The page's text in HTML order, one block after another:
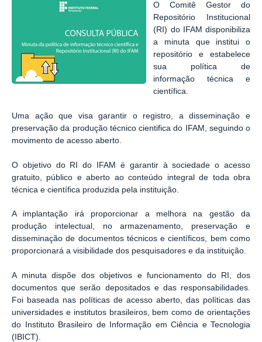
O Comitê Gestor do
Repositório Institucional
(RI) do IFAM disponibiliza
a minuta que institui o
repositório e estabelece
sua política de
informação técnica e
científica.
Uma ação que visa garantir o registro, a disseminação e
preservação da produção técnico cientifica do IFAM, seguindo o
movimento de acesso aberto.
O objetivo do RI do IFAM é garantir à sociedade o acesso
gratuito, público e aberto ao conteúdo integral de toda obra
técnica e científica produzida pela instituição.
A implantação irá proporcionar a melhora na gestão da
produção intelectual, no armazenamento, preservação e
disseminação de documentos técnicos e científicos, bem como
proporcionará a visibilidade dos pesquisadores e da instituição.
A minuta dispõe dos objetivos e funcionamento do RI, dos
documentos que serão depositados e das responsabilidades.
Foi baseada nas políticas de acesso aberto, das políticas das
universidades e institutos brasileiros, bem como de orientações
do Instituto Brasileiro de Informação em Ciência e Tecnologia
(IBICT).